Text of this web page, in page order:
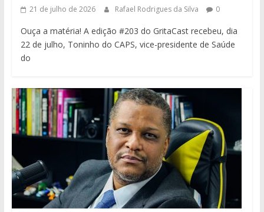
21 de julho de 2026 Rafael Rodrigues da Silva 0
Ouça a matéria! A edição #203 do GritaCast recebeu, dia
22 de julho, Toninho do CAPS, vice-presidente de Saúde
do